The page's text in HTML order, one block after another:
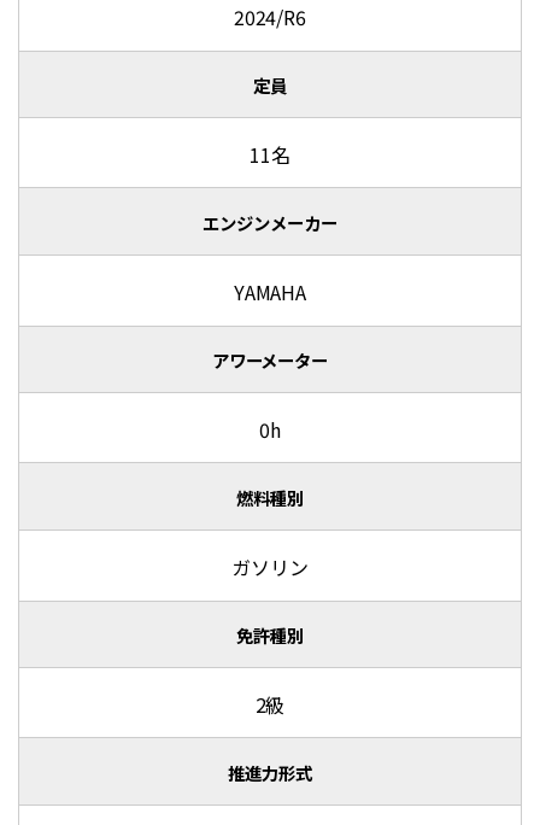
2024/R6
定員
11名
エンジンメーカー
YAMAHA
アワーメーター
0h
燃料種別
ガソリン
免許種別
2級
推進力形式